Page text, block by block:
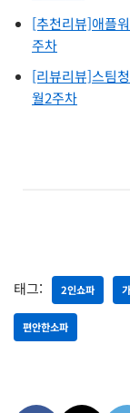
[추천리뷰]애플
주차
[리뷰리뷰]스팀
월2주차
태그: 2인쇼파
편안한소파